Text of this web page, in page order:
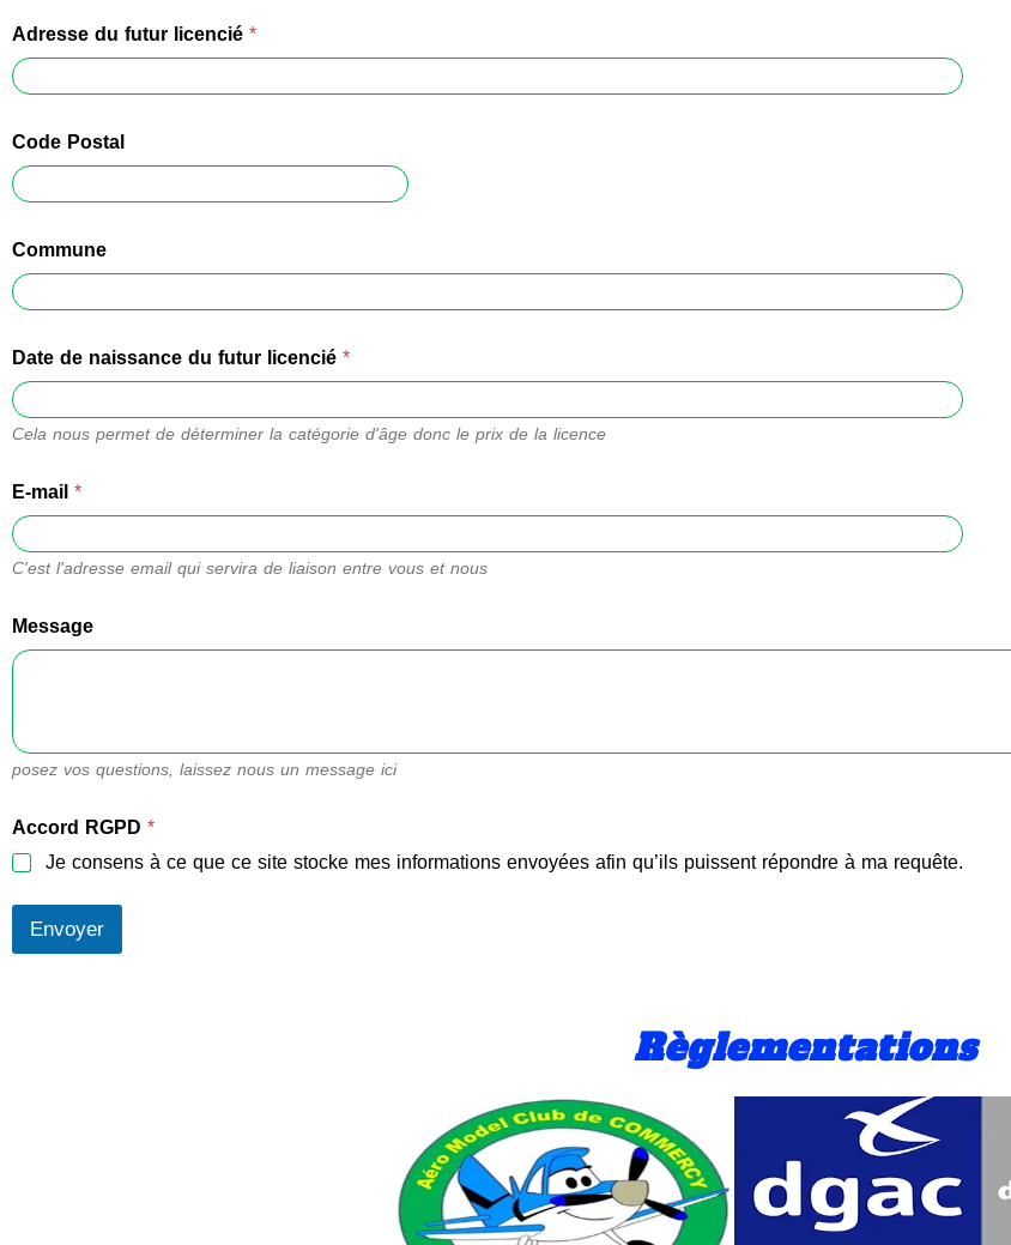
Adresse du futur licencié *
Code Postal
Commune
Date de naissance du futur licencié *
Cela nous permet de déterminer la catégorie d'âge donc le prix de la licence
E-mail *
C'est l'adresse email qui servira de liaison entre vous et nous
Message
posez vos questions, laissez nous un message ici
Accord RGPD *
Je consens à ce que ce site stocke mes informations envoyées afin qu’ils puissent répondre à ma requête.
Envoyer
Règlementations